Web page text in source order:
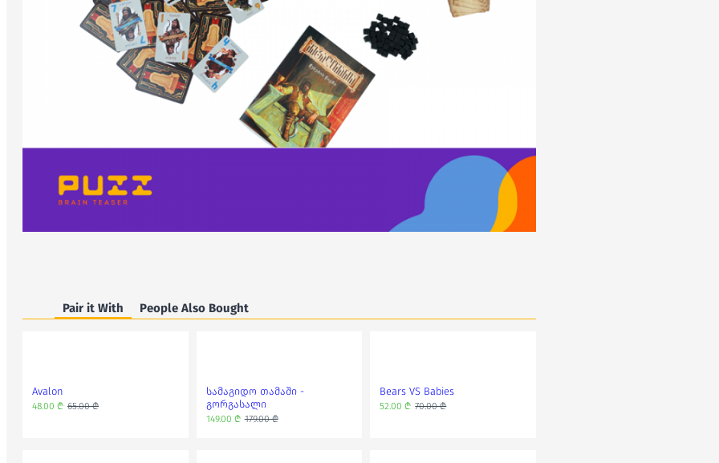
Pair it With People Also Bought
Avalon
48.00 ₾ 65.00 ₾
სამაგიდო თამაში -
გორგასალი
149.00 ₾ 179.00 ₾
Bears VS Babies
52.00 ₾ 70.00 ₾